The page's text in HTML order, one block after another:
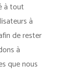
à tout
à
de rester
à
que nous